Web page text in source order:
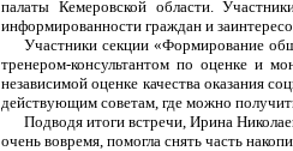
палаты Кемеровской области.
информированности граждан и
Участники секции «Формирование
тренером-консультантом по оценке и
независимой оценке качества оказания
действующим советам, где можно
Подводя итоги встречи, Ирина
очень вовремя, помогла снять часть